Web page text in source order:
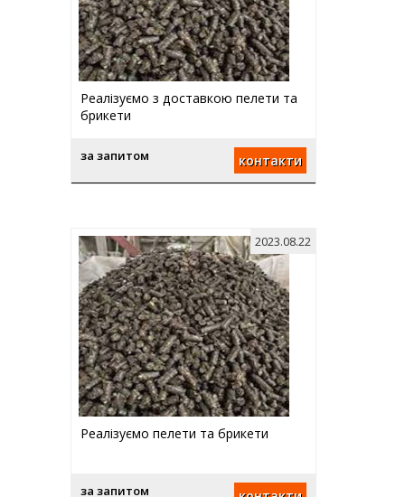
Реалізуємо з доставкою пелети та
брикети
за запитом контакти
Реалізуємо пелети та брикети
за запитом
2023.08.22